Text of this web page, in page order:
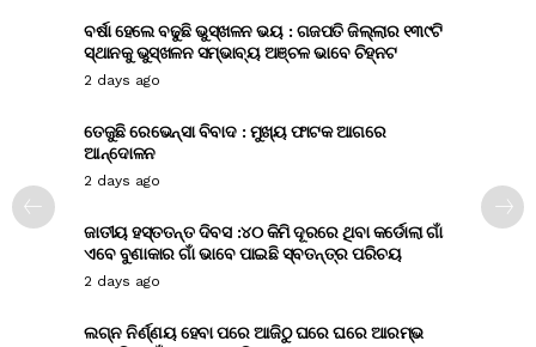
ବର୍ଷା ହେଲେ ବଢୁଛି ଭୁସ୍ଖଳନ ଭୟ : ଗଜପତି ଜିଲ୍ଲାର ୧୩୯ଟି
ସ୍ଥାନକୁ ଭୁସ୍ଖଳନ ସମ୍ଭାବ୍ୟ ଅଞ୍ଚଳ ଭାବେ ଚିହ୍ନଟ
2 days ago
ତେଜୁଛି ରେଭେନ୍ସା ବିବାଦ : ମୁଖ୍ୟ ଫାଟକ ଆଗରେ
ଆନ୍ଦୋଳନ
2 days ago
ଜାତୀୟ ହସ୍ତତନ୍ତ ଦିବସ :୪୦ କିମି ଦୂରରେ ଥିବା କର୍ଡୋଲା ଗାଁ
ଏବେ ବୁଣାକାର ଗାଁ ଭାବେ ପାଇଛି ସ୍ବତନ୍ତ୍ର ପରିଚୟ
2 days ago
ଲଗ୍ନ ନିର୍ଣ୍ଣୟ ହେବା ପରେ ଆଜିଠୁ ଘରେ ଘରେ ଆରମ୍ଭ